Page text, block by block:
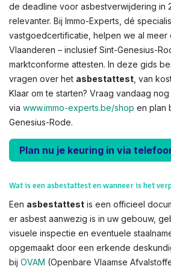
de deadline voor asbestverwijdering in
relevanter. Bij Immo-Experts, dé
vastgoedcertificatie, helpen we al meer
Vlaanderen – inclusief Sint-Genesius-
marktconforme attesten. In deze gids
vragen over het asbestattest , van
Klaar om te starten? Vraag vandaag
via www.immo-experts.be/shop en plan
Genesius-Rode.
Plan nu je keuring in via
Wat is een asbestattest en wanneer is het
Een asbestattest is een officieel
er asbest aanwezig is in uw gebouw,
visuele inspectie en eventuele
opgemaakt door een erkende
bij OVAM (Openbare Vlaamse